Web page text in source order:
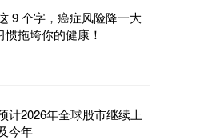
9 个字，癌症风险降一大
拖垮你的健康！
计2026年全球股市继续上
今年